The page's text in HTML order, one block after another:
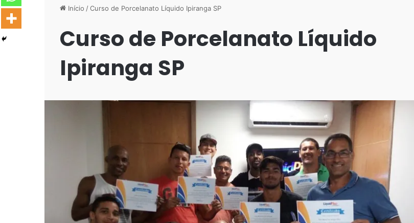
Início /Curso de Porcelanato Líquido Ipiranga SP
Curso de Porcelanato Líquido
Ipiranga SP